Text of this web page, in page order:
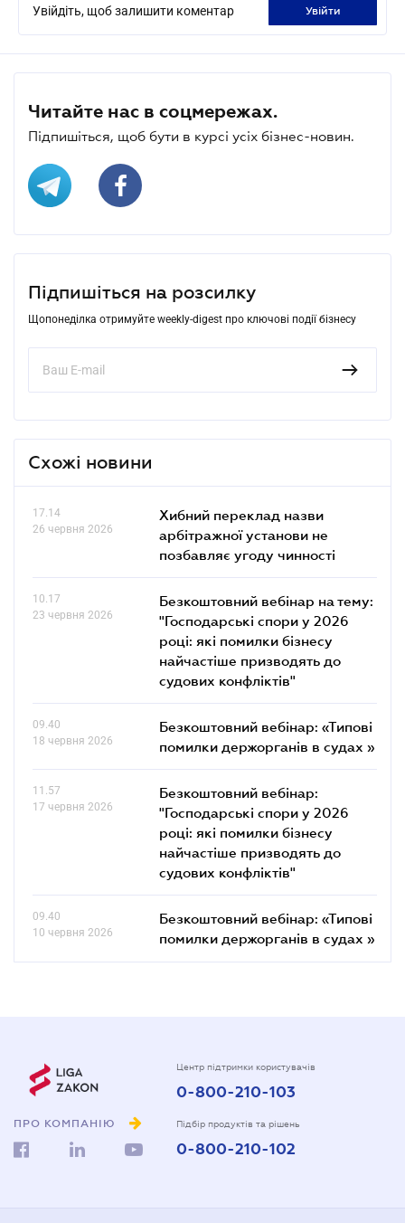
Увійдіть, щоб залишити коментар увійти
Читайте нас в соцмережах.
Підпишіться, щоб бути в курсі усіх бізнес-новин.
Підпишіться на розсилку
Щопонеділка отримуйте weekly-digest про ключові події бізнесу
Схожі новини
17.14
26 червня 2026
Хибний переклад назви
арбітражної установи не
позбавляє угоду чинності
10.17
23 червня 2026
Безкоштовний вебінар на тему:
"Господарські спори у 2026
році: які помилки бізнесу
найчастіше призводять до
судових конфліктів"
09.40
18 червня 2026
Безкоштовний вебінар: «Типові
помилки держорганів в судах »
11.57
17 червня 2026
Безкоштовний вебінар:
"Господарські спори у 2026
році: які помилки бізнесу
найчастіше призводять до
судових конфліктів"
09.40
10 червня 2026
Безкоштовний вебінар: «Типові
помилки держорганів в судах »
ПРО КОМПАНІЮ
Центр підтримки користувачів
0-800-210-103
Підбір продуктів та рішень
0-800-210-102